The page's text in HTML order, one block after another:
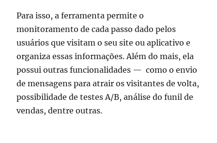
Para isso, a ferramenta permite o
monitoramento de cada passo dado pelos
usuários que visitam o seu site ou aplicativo e
organiza essas informações. Além do mais, ela
possui outras funcionalidades — como o envio
de mensagens para atrair os visitantes de volta,
possibilidade de testes A/B, análise do funil de
vendas, dentre outras.